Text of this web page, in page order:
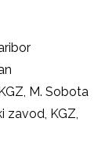
M. Sobota
zavod, KGZ,